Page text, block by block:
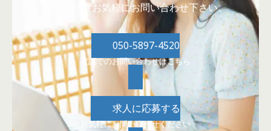
ぜひ、一度お気軽にお問い合わせ下さい。
050-5897-4520
電話でのお問い合わせはこちら
求人に応募する
お気軽にお問い合わせください